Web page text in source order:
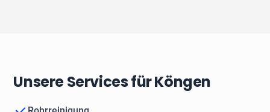
Unsere Services für Köngen